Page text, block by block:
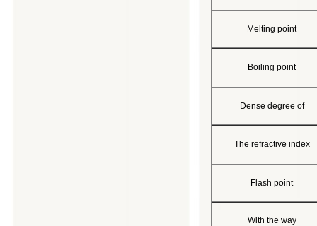
Melting point
Boiling point
Dense degree of
The refractive index
Flash point
With the way